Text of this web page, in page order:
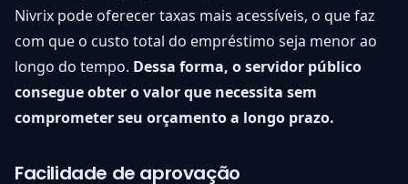
Nivrix pode oferecer taxas mais acessíveis, o que faz
com que o custo total do empréstimo seja menor ao
longo do tempo. Dessa forma, o servidor público
consegue obter o valor que necessita sem
comprometer seu orçamento a longo prazo.
Facilidade de aprovação